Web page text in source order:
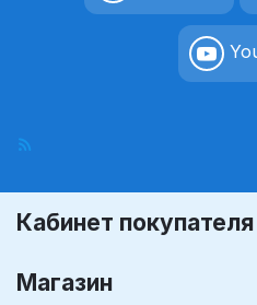
Кабинет покупателя
Магазин